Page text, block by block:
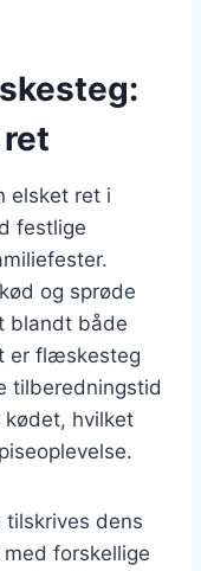
elsket ret i
festlige
og sprøde
blandt både
er flæskesteg
tilberedningstid
hvilket
dens
forskellige